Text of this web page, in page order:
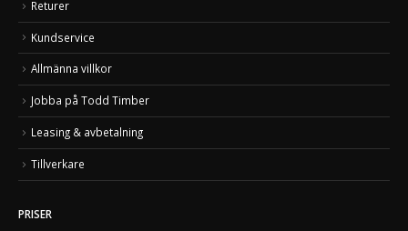
Returer
Kundservice
Allmänna villkor
Jobba på Todd Timber
Leasing & avbetalning
Tillverkare
PRISER